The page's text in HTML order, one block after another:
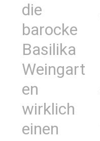
die
barocke
Basilika
Weingart
en
wirklich
einen